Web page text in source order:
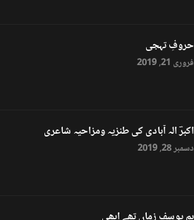
حروفِ تہجی
فروری 21, 2019
اکبرؔ الہ آبادی کی طنزیہ ومزاحیہ شاعری
دسمبر 28, 2019